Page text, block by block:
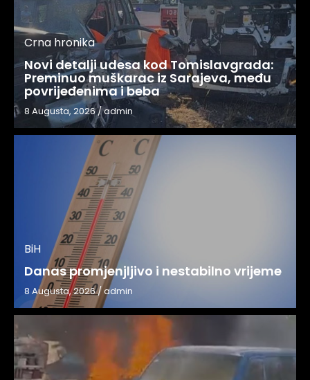
Crna hronika
Novi detalji udesa kod Tomislavgrada:
Preminuo muškarac iz Sarajeva, među
povrijeđenima i beba
8 Augusta, 2026/admin
BiH
Danas promjenjljivo i nestabilno vrijeme
8 Augusta, 2026/admin